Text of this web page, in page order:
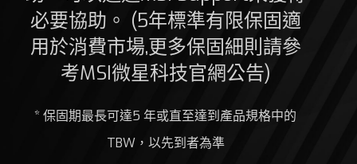
必要協助。 (5年標準有限保固適
用於消費市場,更多保固細則請參
考MSI微星科技官網公告)
* 保固期最長可達5 年或直至達到產品規格中的
TBW，以先到者為準